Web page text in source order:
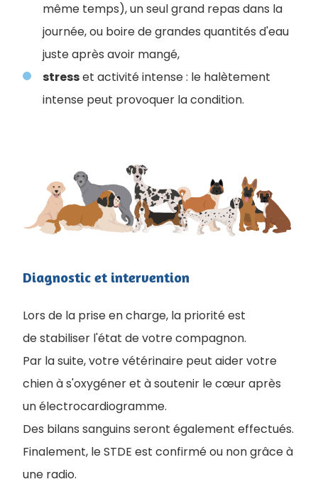
même temps), un seul grand repas dans la
journée, ou boire de grandes quantités d'eau
juste après avoir mangé,
stresset activité intense : le halètement
intense peut provoquer la condition.
Diagnostic et intervention
Lors de la prise en charge, la priorité est
de stabiliser l'état de votre compagnon.
Par la suite, votre vétérinaire peut aider votre
chien à s'oxygéner et à soutenir le cœur après
un électrocardiogramme.
Des bilans sanguins seront également effectués.
Finalement, le STDE est confirmé ou non grâce à
une radio.